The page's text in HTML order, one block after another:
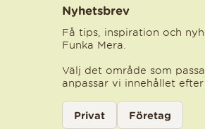
Nyhetsbrev
Få tips, inspiration och
Funka Mera.
Välj det område som
anpassar vi innehållet
Välj kategori för nyhetsbrev
Privat Företag